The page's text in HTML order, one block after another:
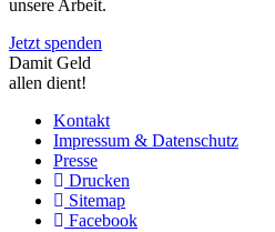
unsere Arbeit.
Jetzt spenden
Damit Geld
allen dient!
Kontakt
Impressum & Datenschutz
Presse
Drucken
Sitemap
Facebook